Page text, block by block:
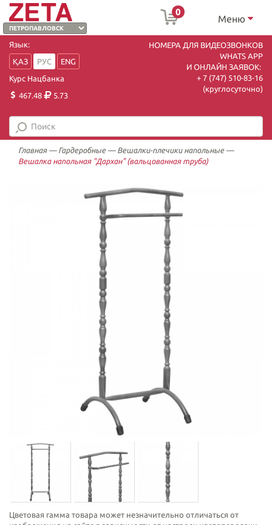
0
Меню
Язык:
ҚАЗ
РУС
ENG
Курс Нацбанка
467.48
5.73
НОМЕРА ДЛЯ ВИДЕОЗВОНКОВ
WHATS APP
И ОНЛАЙН ЗАЯВОК:
+ 7 (747) 510-83-16
(круглосуточно)
Главная— Гардеробные— Вешалки-плечики напольные—
Вешалка напольная "Дархан" (вальцованная труба)
Цветовая гамма товара может незначительно отличаться от